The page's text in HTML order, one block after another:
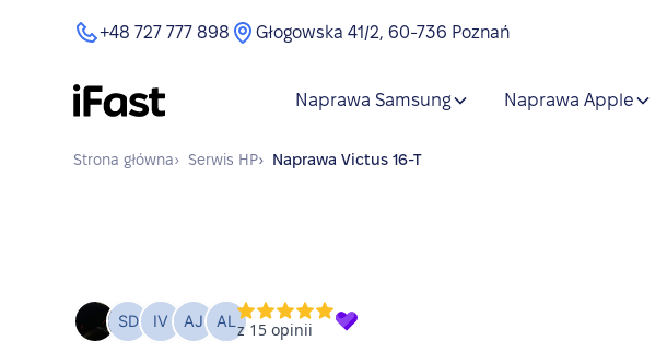
+48 727 777 898 Głogowska 41/2, 60-736 Poznań
Naprawa Samsung Naprawa Apple
Strona główna› Serwis HP› Naprawa Victus 16-T